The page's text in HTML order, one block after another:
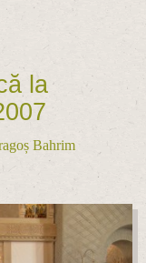
la
Bahrim